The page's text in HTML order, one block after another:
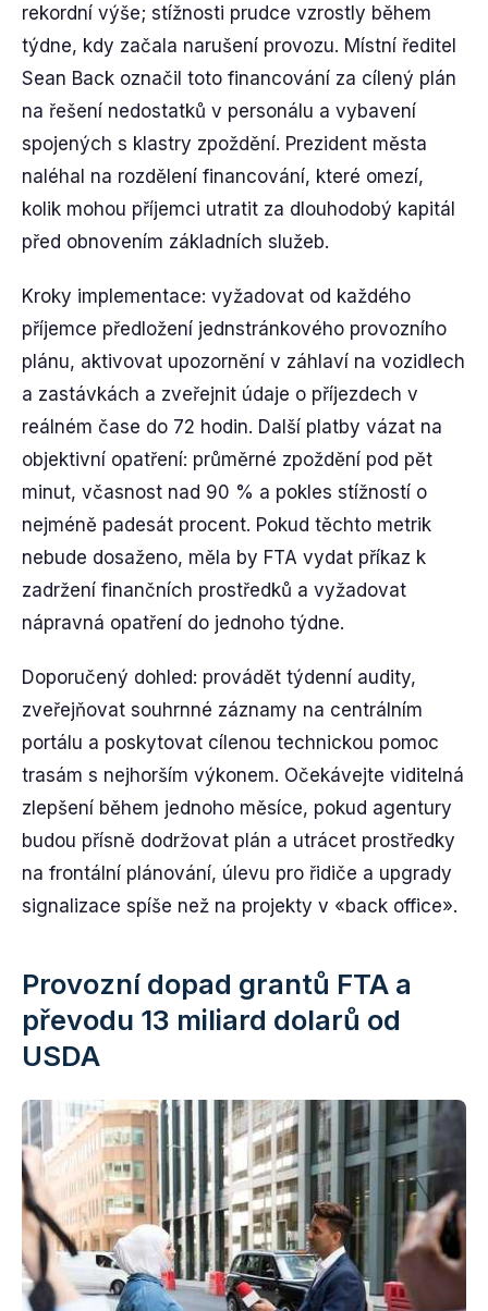
rekordní výše; stížnosti prudce vzrostly během
týdne, kdy začala narušení provozu. Místní ředitel
Sean Back označil toto financování za cílený plán
na řešení nedostatků v personálu a vybavení
spojených s klastry zpoždění. Prezident města
naléhal na rozdělení financování, které omezí,
kolik mohou příjemci utratit za dlouhodobý kapitál
před obnovením základních služeb.
Kroky implementace: vyžadovat od každého
příjemce předložení jednstránkového provozního
plánu, aktivovat upozornění v záhlaví na vozidlech
a zastávkách a zveřejnit údaje o příjezdech v
reálném čase do 72 hodin. Další platby vázat na
objektivní opatření: průměrné zpoždění pod pět
minut, včasnost nad 90 % a pokles stížností o
nejméně padesát procent. Pokud těchto metrik
nebude dosaženo, měla by FTA vydat příkaz k
zadržení finančních prostředků a vyžadovat
nápravná opatření do jednoho týdne.
Doporučený dohled: provádět týdenní audity,
zveřejňovat souhrnné záznamy na centrálním
portálu a poskytovat cílenou technickou pomoc
trasám s nejhorším výkonem. Očekávejte viditelná
zlepšení během jednoho měsíce, pokud agentury
budou přísně dodržovat plán a utrácet prostředky
na frontální plánování, úlevu pro řidiče a upgrady
signalizace spíše než na projekty v «back office».
Provozní dopad grantů FTA a
převodu 13 miliard dolarů od
USDA